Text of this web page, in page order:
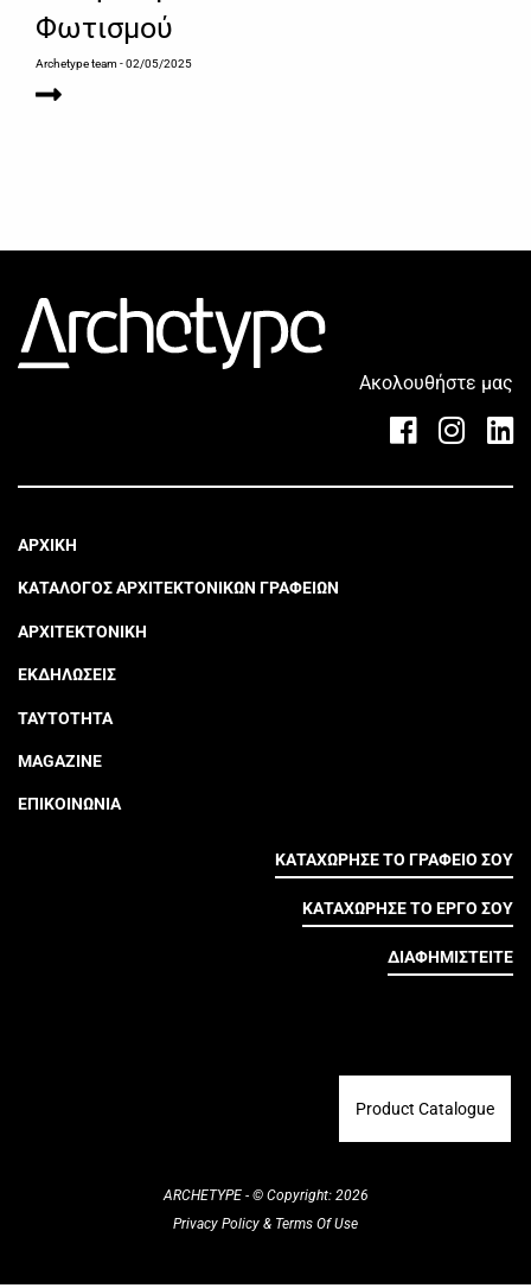
Φωτισμού
Archetype team- 02/05/2025
Ακολουθήστε μας
ΑΡΧΙΚΗ
ΚΑΤΑΛΟΓΟΣ ΑΡΧΙΤΕΚΤΟΝΙΚΩΝ ΓΡΑΦΕΙΩΝ
ΑΡΧΙΤΕΚΤΟΝΙΚΗ
ΕΚΔΗΛΩΣΕΙΣ
ΤΑΥΤΟΤΗΤΑ
MAGAZINE
ΕΠΙΚΟΙΝΩΝΙΑ
ΚΑΤΑΧΩΡΗΣΕ ΤΟ ΓΡΑΦΕΙΟ ΣΟΥ
ΚΑΤΑΧΩΡΗΣΕ ΤΟ ΕΡΓΟ ΣΟΥ
ΔΙΑΦΗΜΙΣΤΕΙΤΕ
Product Catalogue
ARCHETYPE - © Copyright: 2026
Privacy Policy & Terms Of Use